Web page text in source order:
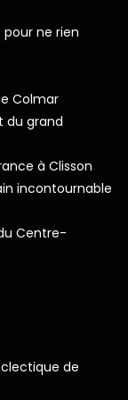
ne rien
Colmar
du grand
à Clisson
incontournable
Centre-
de